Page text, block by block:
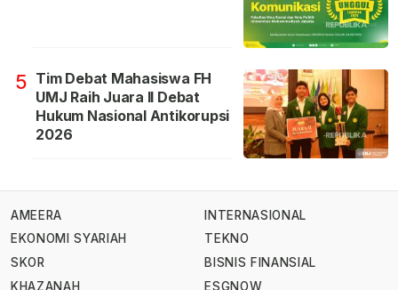
5 Tim Debat Mahasiswa FH
UMJ Raih Juara II Debat
Hukum Nasional Antikorupsi
2026
AMEERA
EKONOMI SYARIAH
SKOR
KHAZANAH
INTERNASIONAL
TEKNO
BISNIS FINANSIAL
ESGNOW